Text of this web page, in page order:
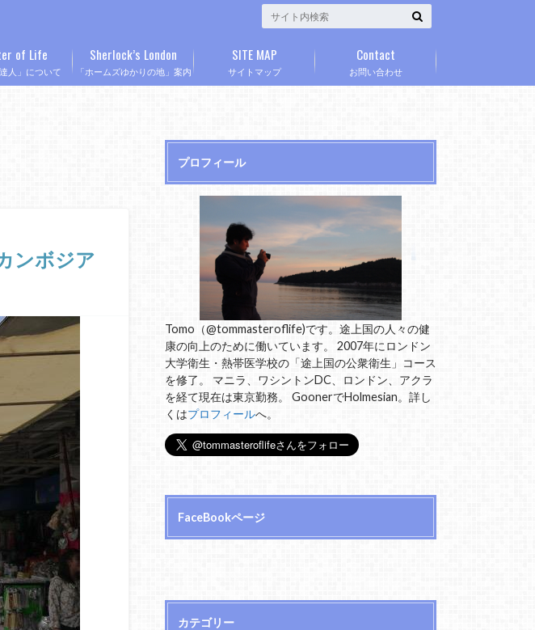
人」について
of Life
「ホームズゆかりの地」案内
Sherlock’s London
サイトマップ
SITE MAP
お問い合わせ
Contact
ンボジア
プロフィール
Tomo（@tommasteroflife)です。途上国の人々の健
康の向上のために働いています。 2007年にロンドン
大学衛生・熱帯医学校の「途上国の公衆衛生」コース
を修了。 マニラ、ワシントンDC、ロンドン、アクラ
を経て現在は東京勤務。 GoonerでHolmesian。詳し
くはプロフィールへ。
FaceBookページ
カテゴリー